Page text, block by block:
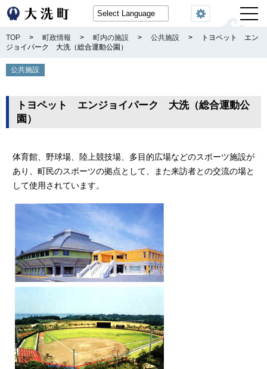
閲覧機能
TOP > 町政情報 > 町内の施設 > 公共施設 >
トヨペット エン
ジョイパーク 大洗（総合運動公園）
公共施設
トヨペット エンジョイパーク 大洗（総合運動公
園）
体育館、野球場、陸上競技場、多目的広場などのスポーツ施設が
あり、町民のスポーツの拠点として、また来訪者との交流の場と
して使用されています。